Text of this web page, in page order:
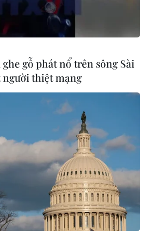
Việt Nam. Nhưng trước đối thủ mạnh
ấy là chưa đủ.
gỗ phát nổ trên sông Sài
thiệt mạng